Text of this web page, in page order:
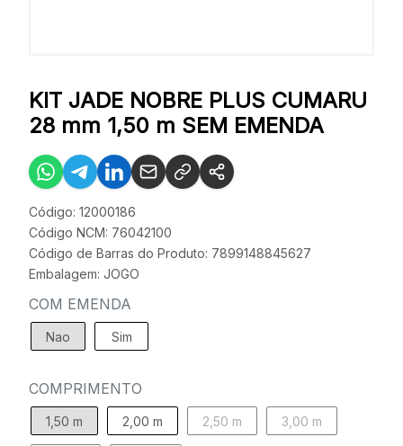
KIT JADE NOBRE PLUS CUMARU
28 mm 1,50 m SEM EMENDA
Código: 12000186
Código NCM: 76042100
Código de Barras do Produto: 7899148845627
Embalagem: JOGO
COM EMENDA
Nao Sim
COMPRIMENTO
1,50 m 2,00 m 2,50 m 3,00 m